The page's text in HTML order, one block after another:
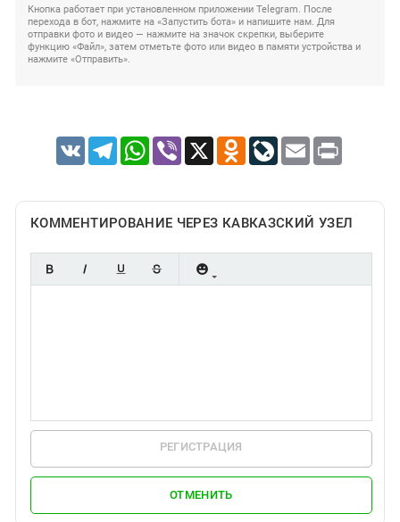
Кнопка работает при установленном приложении Telegram. После
перехода в бот, нажмите на «Запустить бота» и напишите нам. Для
отправки фото и видео — нажмите на значок скрепки, выберите
функцию «Файл», затем отметьте фото или видео в памяти устройства и
нажмите «Отправить».
VK TelegramWhatsApp
Viber X Odnoklassniki
LiveJournal
Email Print
КОММЕНТИРОВАНИЕ ЧЕРЕЗ КАВКАЗСКИЙ УЗЕЛ
РЕГИСТРАЦИЯ
ОТМЕНИТЬ